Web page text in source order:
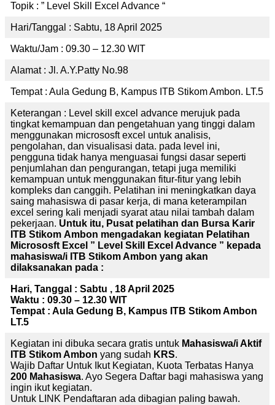
Topik : ” Level Skill Excel Advance “
Hari/Tanggal : Sabtu, 18 April 2025
Waktu/Jam : 09.30 – 12.30 WIT
Alamat : Jl. A.Y.Patty No.98
Tempat : Aula Gedung B, Kampus ITB Stikom Ambon. LT.5
Keterangan : Level skill excel advance merujuk pada
tingkat kemampuan dan pengetahuan yang tinggi dalam
menggunakan micrososft excel untuk analisis,
pengolahan, dan visualisasi data. pada level ini,
pengguna tidak hanya menguasai fungsi dasar seperti
penjumlahan dan pengurangan, tetapi juga memiliki
kemampuan untuk menggunakan fitur-fitur yang lebih
kompleks dan canggih. Pelatihan ini meningkatkan daya
saing mahasiswa di pasar kerja, di mana keterampilan
excel sering kali menjadi syarat atau nilai tambah dalam
pekerjaan. Untuk itu, Pusat pelatihan dan Bursa Karir
ITB Stikom Ambon mengadakan kegiatan Pelatihan
Micrososft Excel ” Level Skill Excel Advance ” kepada
mahasiswa/i ITB Stikom Ambon yang akan
dilaksanakan pada :
Hari, Tanggal : Sabtu , 18 April 2025
Waktu : 09.30 – 12.30 WIT
Tempat : Aula Gedung B, Kampus ITB Stikom Ambon
LT.5
Kegiatan ini dibuka secara gratis untuk Mahasiswa/i Aktif
ITB Stikom Ambon yang sudah KRS.
Wajib Daftar Untuk Ikut Kegiatan, Kuota Terbatas Hanya
200 Mahasiswa. Ayo Segera Daftar bagi mahasiswa yang
ingin ikut kegiatan.
Untuk LINK Pendaftaran ada dibagian paling bawah.